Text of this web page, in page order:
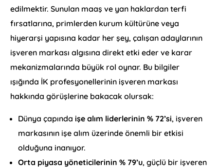
edilmektir. Sunulan maaş ve yan haklardan terfi
fırsatlarına, primlerden kurum kültürüne veya
hiyerarşi yapısına kadar her şey, çalışan adaylarının
işveren markası algısına direkt etki eder ve karar
mekanizmalarında büyük rol oynar. Bu bilgiler
ışığında İK profesyonellerinin işveren markası
hakkında görüşlerine bakacak olursak:
Dünya çapındaişe alım liderlerinin % 72’si, işveren
markasının işe alım üzerinde önemli bir etkisi
olduğuna inanıyor.
Orta piyasa yöneticilerinin % 79’u, güçlü bir işveren